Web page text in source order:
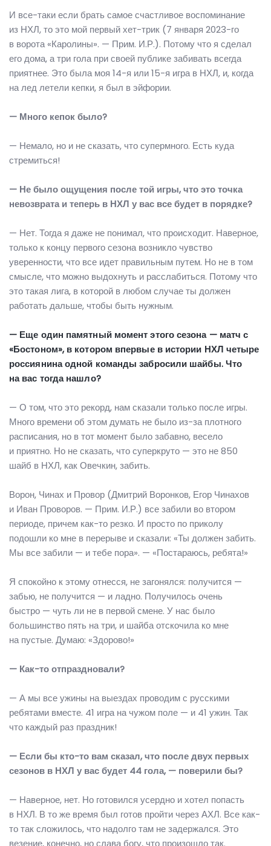
И все-таки если брать самое счастливое воспоминание
из НХЛ, то это мой первый хет-трик (7 января 2023-го
в ворота «Каролины». — Прим. И.Р.). Потому что я сделал
его дома, а три гола при своей публике забивать всегда
приятнее. Это была моя 14-я или 15-я игра в НХЛ, и, когда
на лед летели кепки, я был в эйфории.
— Много кепок было?
— Немало, но и не сказать, что супермного. Есть куда
стремиться!
— Не было ощущения после той игры, что это точка
невозврата и теперь в НХЛ у вас все будет в порядке?
— Нет. Тогда я даже не понимал, что происходит. Наверное,
только к концу первого сезона возникло чувство
уверенности, что все идет правильным путем. Но не в том
смысле, что можно выдохнуть и расслабиться. Потому что
это такая лига, в которой в любом случае ты должен
работать дальше, чтобы быть нужным.
— Еще один памятный момент этого сезона — матч с
«Бостоном», в котором впервые в истории НХЛ четыре
россиянина одной команды забросили шайбы. Что
на вас тогда нашло?
— О том, что это рекорд, нам сказали только после игры.
Много времени об этом думать не было из-за плотного
расписания, но в тот момент было забавно, весело
и приятно. Но не сказать, что суперкруто — это не 850
шайб в НХЛ, как Овечкин, забить.
Ворон, Чинах и Провор (Дмитрий Воронков, Егор Чинахов
и Иван Проворов. — Прим. И.Р.) все забили во втором
периоде, причем как-то резко. И просто по приколу
подошли ко мне в перерыве и сказали: «Ты должен забить.
Мы все забили — и тебе пора». — «Постараюсь, ребята!»
Я спокойно к этому отнесся, не загонялся: получится —
забью, не получится — и ладно. Получилось очень
быстро — чуть ли не в первой смене. У нас было
большинство пять на три, и шайба отскочила ко мне
на пустые. Думаю: «Здорово!»
— Как-то отпраздновали?
— А мы все ужины на выездах проводим с русскими
ребятами вместе. 41 игра на чужом поле — и 41 ужин. Так
что каждый раз праздник!
— Если бы кто-то вам сказал, что после двух первых
сезонов в НХЛ у вас будет 44 гола, — поверили бы?
— Наверное, нет. Но готовился усердно и хотел попасть
в НХЛ. В то же время был готов пройти через АХЛ. Все как-
то так сложилось, что надолго там не задержался. Это
везение, конечно, но слава богу, что произошло так.